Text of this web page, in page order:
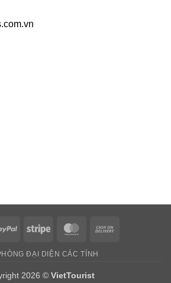
PayPal Stripe MasterCard
ĐẠI DIỆN CÁC TỈNH
2026 © VietTourist